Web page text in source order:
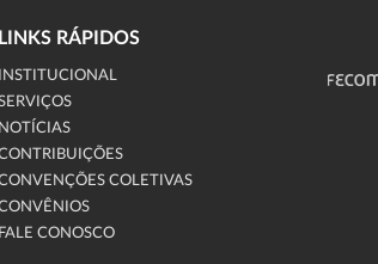
LINKS RÁPIDOS
INSTITUCIONAL
NOTÍCIAS
COLETIVAS
FALE CONOSCO